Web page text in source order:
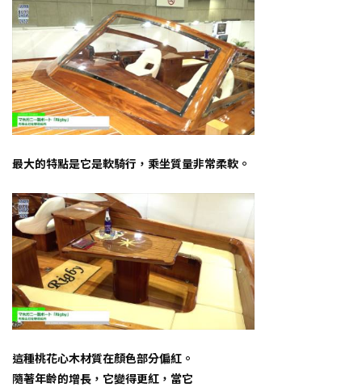
最大的特點是它是軟騎行，乘坐質量非常柔軟。
這種桃花心木材質在顏色部分偏紅。
隨著年齡的增長，它變得更紅，當它